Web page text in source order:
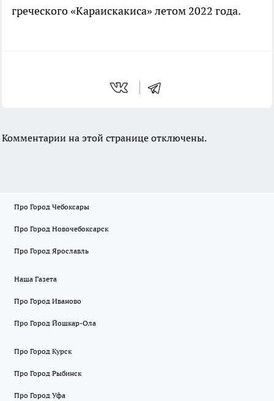
греческого «Караискакиса» летом 2022 года.
Комментарии на этой странице отключены.
Про Город Чебоксары
Про Город Новочебоксарск
Про Город Ярославль
Наша Газета
Про Город Иваново
Про Город Йошкар-Ола
Про Город Курск
Про Город Рыбинск
Про Город Уфа